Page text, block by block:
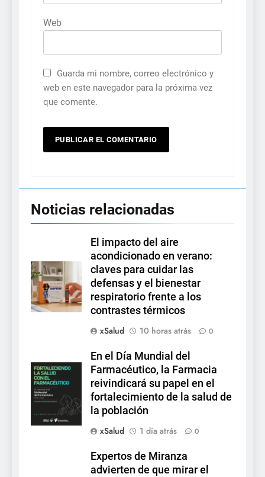
Web
Guarda mi nombre, correo electrónico y
web en este navegador para la próxima vez
que comente.
Noticias relacionadas
El impacto del aire
acondicionado en verano:
claves para cuidar las
defensas y el bienestar
respiratorio frente a los
contrastes térmicos
xSalud
10 horas atrás 0
En el Día Mundial del
Farmacéutico, la Farmacia
reivindicará su papel en el
fortalecimiento de la salud de
la población
xSalud
1 día atrás 0
Expertos de Miranza
advierten de que mirar el